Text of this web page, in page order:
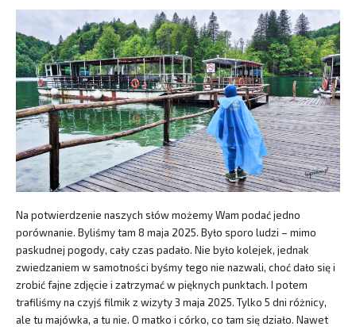
Na potwierdzenie naszych słów możemy Wam podać jedno
porównanie. Byliśmy tam 8 maja 2025. Było sporo ludzi – mimo
paskudnej pogody, cały czas padało. Nie było kolejek, jednak
zwiedzaniem w samotności byśmy tego nie nazwali, choć dało się i
zrobić fajne zdjęcie i zatrzymać w pięknych punktach. I potem
trafiliśmy na czyjś filmik z wizyty 3 maja 2025. Tylko 5 dni różnicy,
ale tu majówka, a tu nie. O matko i córko, co tam się działo. Nawet